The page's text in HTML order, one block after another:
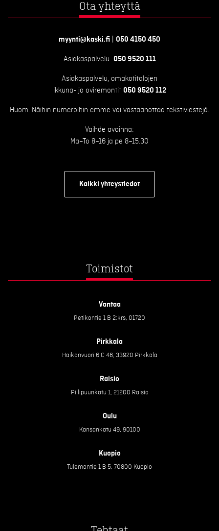
Ota yhteyttä
myynti@kaski.fi 050 4150 450
Asiakaspalvelu 050 9520 111
Asiakaspalvelu, omakotitalojen
ikkuna- ja oviremontit 050 9520 112
Huom. Näihin numeroihin emme voi vastaanottaa tekstiviestejä.
Vaihde avoinna:
Ma–To 8–16 ja pe 8–15.30
Kaikki yhteystiedot
Toimistot
Vantaa
Petikontie 1 B 2:krs, 01720
Pirkkala
Haikanvuori 6 C 46, 33920 Pirkkala
Raisio
Piilipuunkatu 1, 21200 Raisio
Oulu
Kansankatu 49, 90100
Kuopio
Tulemantie 1 B 5, 70800 Kuopio